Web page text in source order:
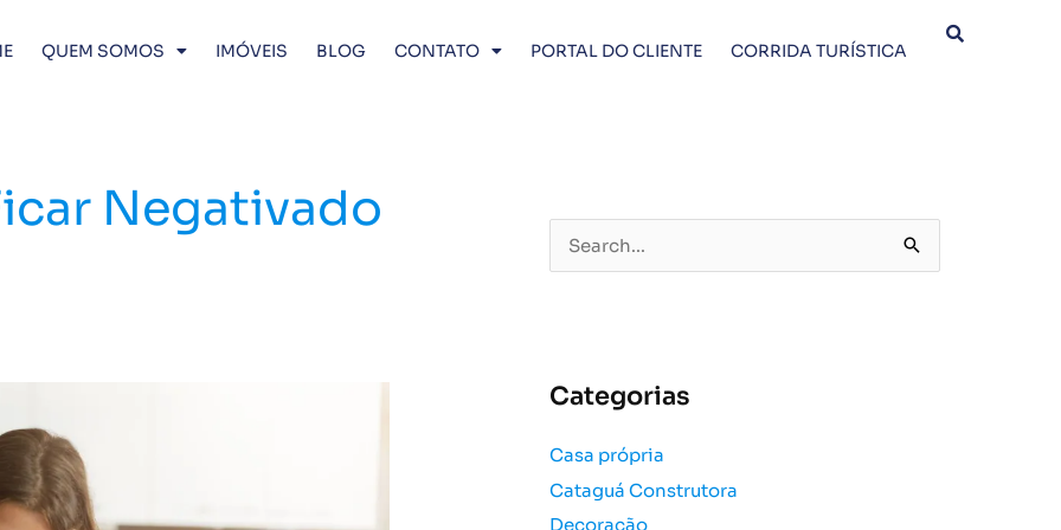
QUEM SOMOS IMÓVEIS BLOG CONTATO PORTAL DO CLIENTE CORRIDA TURÍSTICA
Negativado
e
i
a
r
p
Categorias
Casa própria
Cataguá Construtora
Decoração